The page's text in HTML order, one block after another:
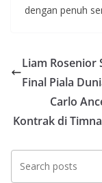
dengan penuh
Liam Rosenior
Final Piala
Carlo
Kontrak di